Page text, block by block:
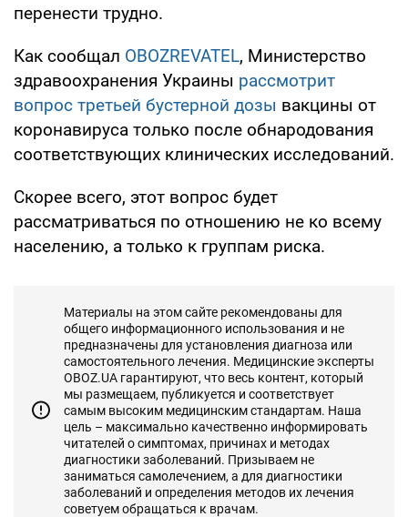
перенести трудно.
Как сообщал OBOZREVATEL, Министерство
здравоохранения Украины рассмотрит
вопрос третьей бустерной дозы вакцины от
коронавируса только после обнародования
соответствующих клинических исследований.
Скорее всего, этот вопрос будет
рассматриваться по отношению не ко всему
населению, а только к группам риска.
Материалы на этом сайте рекомендованы для
общего информационного использования и не
предназначены для установления диагноза или
самостоятельного лечения. Медицинские эксперты
OBOZ.UA гарантируют, что весь контент, который
мы размещаем, публикуется и соответствует
самым высоким медицинским стандартам. Наша
цель – максимально качественно информировать
читателей о симптомах, причинах и методах
диагностики заболеваний. Призываем не
заниматься самолечением, а для диагностики
заболеваний и определения методов их лечения
советуем обращаться к врачам.